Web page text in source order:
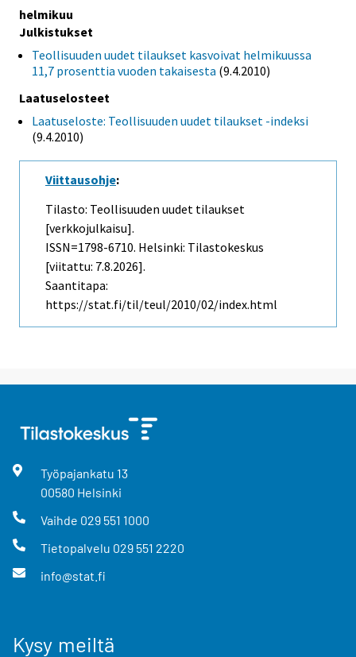
helmikuu
Julkistukset
Teollisuuden uudet tilaukset kasvoivat helmikuussa
11,7 prosenttia vuoden takaisesta (9.4.2010)
Laatuselosteet
Laatuseloste: Teollisuuden uudet tilaukset -indeksi
(9.4.2010)
Viittausohje:
Tilasto: Teollisuuden uudet tilaukset
[verkkojulkaisu].
ISSN=1798-6710. Helsinki: Tilastokeskus
[viitattu: 7.8.2026].
Saantitapa:
https://stat.fi/til/teul/2010/02/index.html
Työpajankatu 13
00580 Helsinki
Vaihde 029 551 1000
Tietopalvelu 029 551 2220
info@stat.fi
Kysy meiltä